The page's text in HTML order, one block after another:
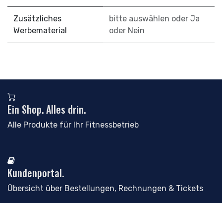
Zusätzliches
Werbematerial
bitte auswählen oder Ja
oder Nein
Ein Shop. Alles drin.
Alle Produkte für Ihr Fitnessbetrieb
Kundenportal.
Übersicht über Bestellungen, Rechnungen & Tickets